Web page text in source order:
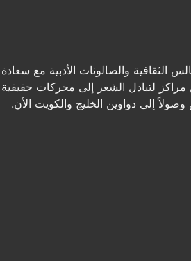
والصالونات الأدبية مع
لتبادل الشعر إلى محركات حقيقية
إلى دواوين الخليج والكويت الأن.